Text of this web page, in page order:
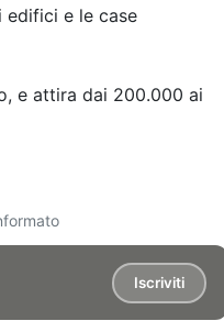
edifici e le case
e attira dai 200.000 ai
Iscriviti